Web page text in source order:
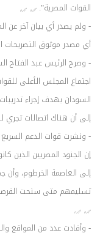
القوات المصرية".
- ولم يصدر أي بيان آخر عن
أي مصدر موثوق التصريحات
اجتماع المجلس الأعلى
السودان بهدف إجراء
إلى أن هناك اتصالات تجري
إن الجنود المصريين الذين
إلى العاصمة الخرطوم، وأن
تسليمهم متى سنحت الفرصة